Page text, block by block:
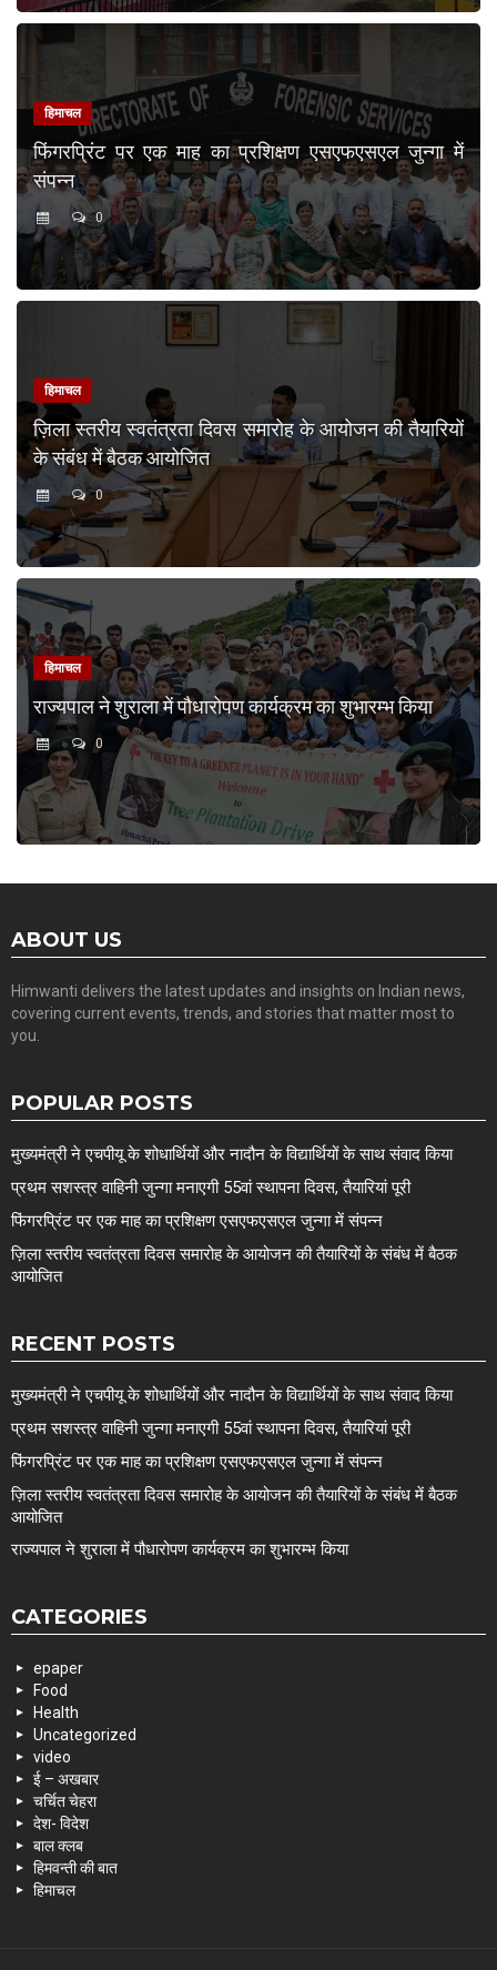
हिमाचल
फिंगरप्रिंट पर एक माह का प्रशिक्षण एसएफएसएल जुन्गा में
संपन्न
0
हिमाचल
ज़िला स्तरीय स्वतंत्रता दिवस समारोह के आयोजन की तैयारियों
के संबंध में बैठक आयोजित
0
हिमाचल
राज्यपाल ने शुराला में पौधारोपण कार्यक्रम का शुभारम्भ किया
0
ABOUT US
Himwanti delivers the latest updates and insights on Indian news,
covering current events, trends, and stories that matter most to
you.
POPULAR POSTS
मुख्यमंत्री ने एचपीयू के शोधार्थियों और नादौन के विद्यार्थियों के साथ संवाद किया
प्रथम सशस्त्र वाहिनी जुन्गा मनाएगी 55वां स्थापना दिवस, तैयारियां पूरी
फिंगरप्रिंट पर एक माह का प्रशिक्षण एसएफएसएल जुन्गा में संपन्न
ज़िला स्तरीय स्वतंत्रता दिवस समारोह के आयोजन की तैयारियों के संबंध में बैठक
आयोजित
RECENT POSTS
मुख्यमंत्री ने एचपीयू के शोधार्थियों और नादौन के विद्यार्थियों के साथ संवाद किया
प्रथम सशस्त्र वाहिनी जुन्गा मनाएगी 55वां स्थापना दिवस, तैयारियां पूरी
फिंगरप्रिंट पर एक माह का प्रशिक्षण एसएफएसएल जुन्गा में संपन्न
ज़िला स्तरीय स्वतंत्रता दिवस समारोह के आयोजन की तैयारियों के संबंध में बैठक
आयोजित
राज्यपाल ने शुराला में पौधारोपण कार्यक्रम का शुभारम्भ किया
CATEGORIES
epaper
Food
Health
Uncategorized
video
ई – अखबार
चर्चित चेहरा
देश- विदेश
बाल क्लब
हिमवन्ती की बात
हिमाचल